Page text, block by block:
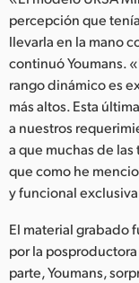
percepción que
llevarla en la mano
continuó Youmans.
rango dinámico es
más altos. Esta
a nuestros
a que muchas de
que como he
y funcional
El material grabado
por la
parte, Youmans,